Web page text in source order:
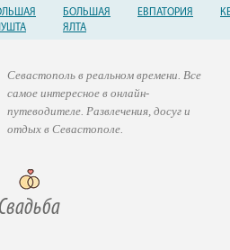
БОЛЬШАЯ
ЯЛТА
ЕВПАТОРИЯ
Свадьба
Севастополь в реальном времени. Все
самое интересное в онлайн-
путеводителе. Развлечения, досуг и
отдых в Севастополе.